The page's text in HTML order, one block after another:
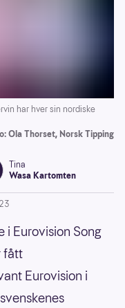
har hver sin nordiske
Ola Thorset, Norsk Tipping
Tina
Wasa Kartomten
i Eurovision Song
fått
Eurovision i